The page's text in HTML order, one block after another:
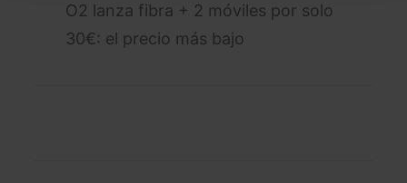
O2 lanza fibra + 2 móviles por solo
30€: el precio más bajo